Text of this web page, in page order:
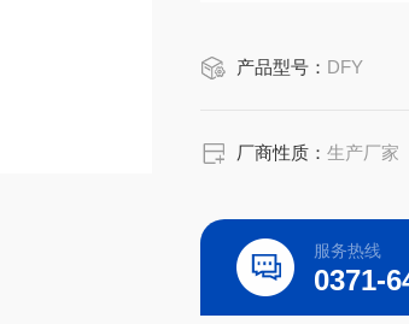
产品型号： DFY
厂商性质：生产厂家
服务热线